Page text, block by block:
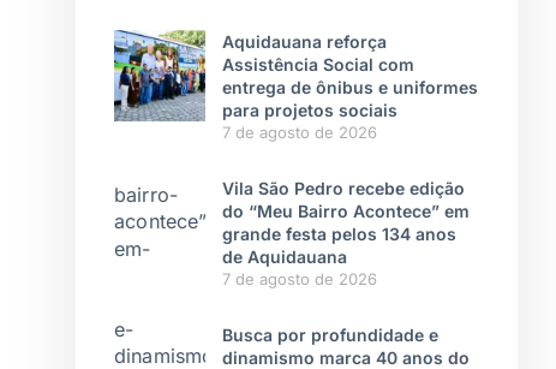
Aquidauana reforça
Assistência Social com
entrega de ônibus e uniformes
para projetos sociais
7 de agosto de 2026
Vila São Pedro recebe edição
do “Meu Bairro Acontece” em
grande festa pelos 134 anos
de Aquidauana
7 de agosto de 2026
Busca por profundidade e
dinamismo marca 40 anos do